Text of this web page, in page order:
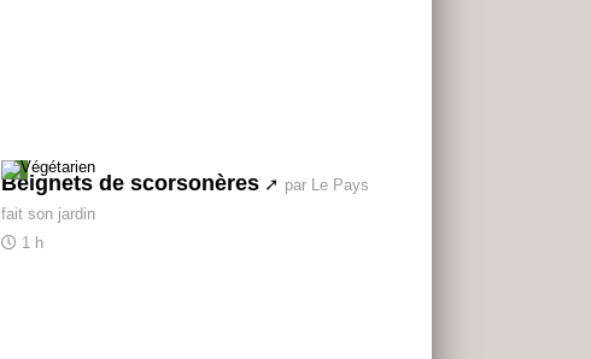
Beignets de scorsonères
par Le Pays
fait son jardin
1 h